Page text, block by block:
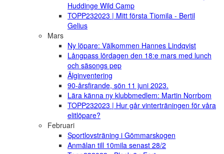
Huddinge Wild Camp
TOPP232023 | Mitt första Tiomila - Bertil
Gelius
Mars
Ny löpare: Välkommen Hannes Lindqvist
Långpass lördagen den 18:e mars med lunch
och säsongs pep
Älginventering
90-årsfirande, sön 11 juni 2023.
Lära känna ny klubbmedlem: Martin Norrbom
TOPP232023 | Hur går vinterträningen för våra
elitlöpare?
Februari
Sportlovsträning i Gömmarskogen
Anmälan till 10mila senast 28/2